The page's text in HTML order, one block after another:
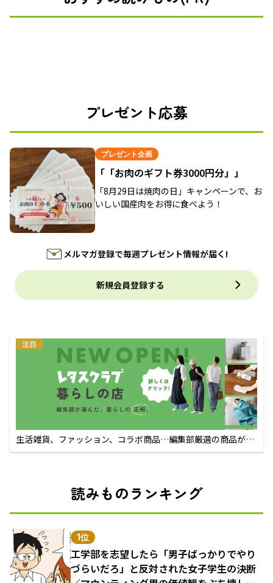
プレゼント応募
プレゼント企画
「「お肉のギフト券3000円分」」
「8月29日は焼肉の日」キャンペーンで、お
いしい国産肉をお得に食べよう！
メルマガ登録で毎週プレゼント情報が届く!
新規会員登録する
注目
生活雑貨、ファッション、コラボ商品…編集部厳選の商品が買
えるECサイト
読みものランキング
1位
工学部を志望したら「男子ばっかりでやり
づらいだろ」と反対された女子学生の決断